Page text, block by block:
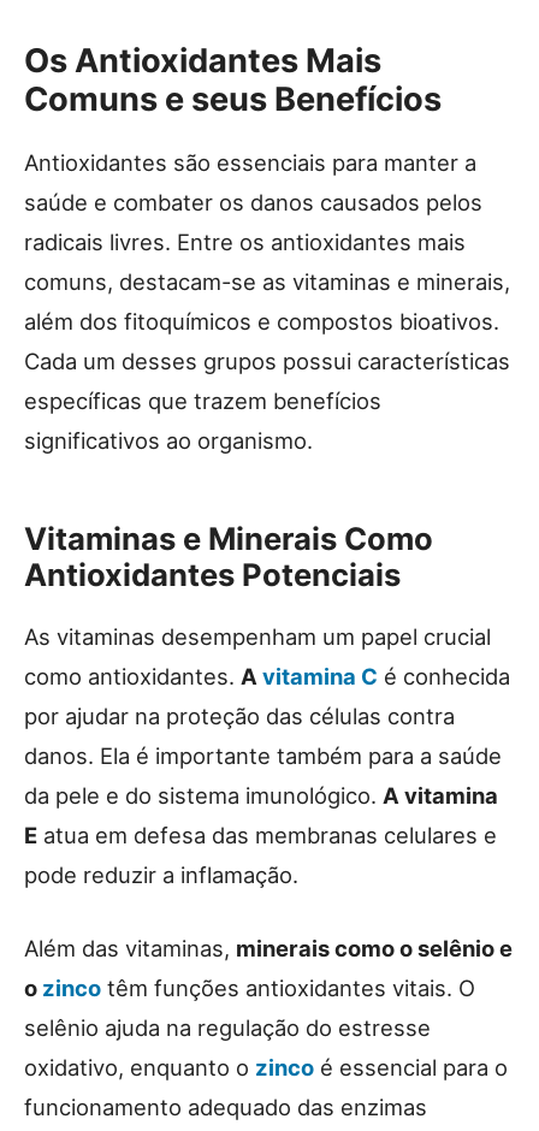
Os Antioxidantes Mais
Comuns e seus Benefícios
Antioxidantes são essenciais para manter a
saúde e combater os danos causados pelos
radicais livres. Entre os antioxidantes mais
comuns, destacam-se as vitaminas e minerais,
além dos fitoquímicos e compostos bioativos.
Cada um desses grupos possui características
específicas que trazem benefícios
significativos ao organismo.
Vitaminas e Minerais Como
Antioxidantes Potenciais
As vitaminas desempenham um papel crucial
como antioxidantes. A vitamina C é conhecida
por ajudar na proteção das células contra
danos. Ela é importante também para a saúde
da pele e do sistema imunológico. A vitamina
E atua em defesa das membranas celulares e
pode reduzir a inflamação.
Além das vitaminas, minerais como o selênio e
o zinco têm funções antioxidantes vitais. O
selênio ajuda na regulação do estresse
oxidativo, enquanto o zinco é essencial para o
funcionamento adequado das enzimas